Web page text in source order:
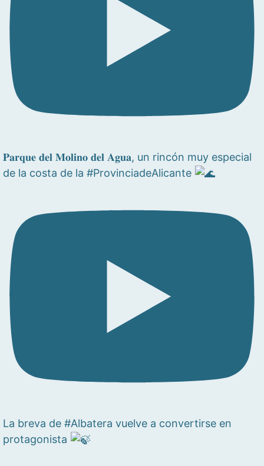
𝐏𝐚𝐫𝐪𝐮𝐞 𝐝𝐞𝐥 𝐌𝐨𝐥𝐢𝐧𝐨 𝐝𝐞𝐥 𝐀𝐠𝐮𝐚, un rincón muy especial
de la costa de la #ProvinciadeAlicante
La breva de #Albatera vuelve a convertirse en
protagonista